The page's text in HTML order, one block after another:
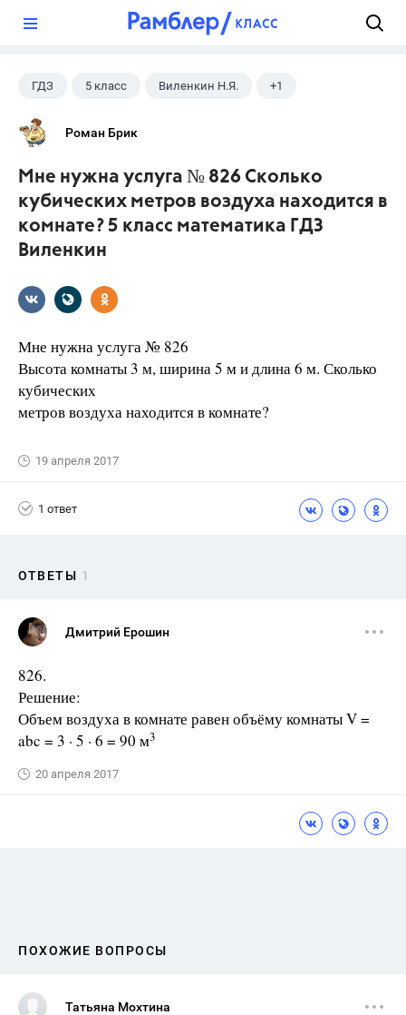
ГДЗ 5 класс Виленкин Н.Я. +1
Математика
Роман Брик
Мне нужна услуга № 826 Сколько
кубических метров воздуха находится в
комнате? 5 класс математика ГДЗ
Виленкин
Мне нужна услуга № 826
Высота комнаты 3 м, ширина 5 м и длина 6 м. Сколько
кубических
метров воздуха находится в комнате?
19 апреля 2017
1 ответ
ОТВЕТЫ 1
Дмитрий Ерошин
826.
Решение:
Объем воздуха в комнате равен объёму комнаты V =
abc = 3 · 5 · 6 = 90 м3
20 апреля 2017
ПОХОЖИЕ ВОПРОСЫ
Татьяна Мохтина